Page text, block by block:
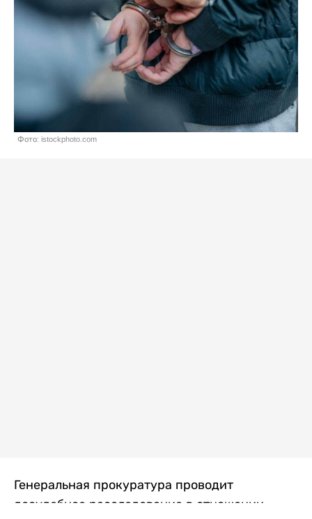
Фото: istockphoto.com
Генеральная прокуратура проводит
досудебное расследование в отношении